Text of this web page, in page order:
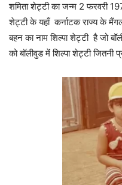
शमिता शेट्टी का जन्म 2 फरवरी
शेट्टी के यहाँ कर्नाटक राज्य के
बहन का नाम शिल्पा शेट्टी है जो
को बॉलीवुड में शिल्पा शेट्टी जितनी